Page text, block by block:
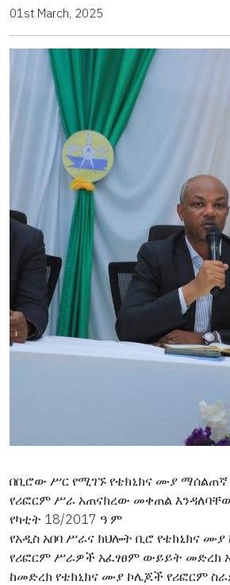
01st March, 2025
በቢሮው ሥር የሚገኙ የቴክኒክና ሙያ
የሪፎርም ሥራ አጠናክረው መቀጠል
የካቲት 18/2017 ዓ ም
የአዲስ አበባ ሥራና ክህሎት ቢሮ የቴክኒክና
የሪፎርም ሥራዎች አፈፃፀም ውይይት መድረክ
ከመድረክ የቴክኒክና ሙያ ኮሌጆች የሪፎርም